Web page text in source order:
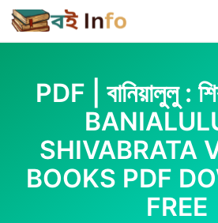
Skip
to
content
PDF | বানিয়ালুলু :
SHIVABRATA
BOOKS PDF
FREE